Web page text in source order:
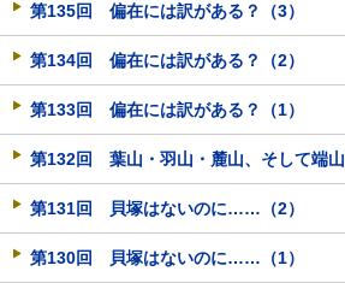
第135回 偏在には訳がある？（3）
第134回 偏在には訳がある？（2）
第133回 偏在には訳がある？（1）
第132回 葉山・羽山・麓山、そして端山
第131回 貝塚はないのに……（2）
第130回 貝塚はないのに……（1）